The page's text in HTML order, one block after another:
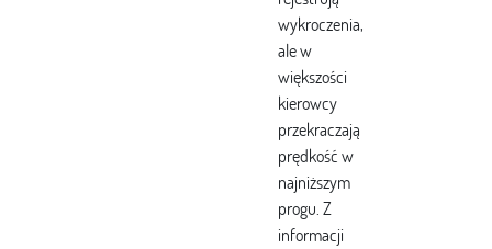
wykroczenia,
ale w
większości
kierowcy
przekraczają
prędkość w
najniższym
progu. Z
informacji